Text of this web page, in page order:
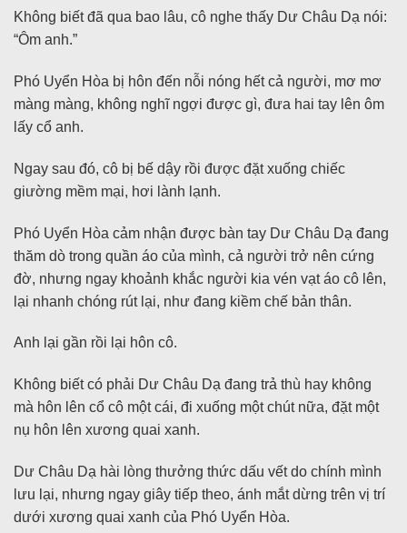
Không biết đã qua bao lâu, cô nghe thấy Dư Châu Dạ nói:
“Ôm anh.”
Phó Uyển Hòa bị hôn đến nỗi nóng hết cả người, mơ mơ
màng màng, không nghĩ ngợi được gì, đưa hai tay lên ôm
lấy cổ anh.
Ngay sau đó, cô bị bế dậy rồi được đặt xuống chiếc
giường mềm mại, hơi lành lạnh.
Phó Uyển Hòa cảm nhận được bàn tay Dư Châu Dạ đang
thăm dò trong quần áo của mình, cả người trở nên cứng
đờ, nhưng ngay khoảnh khắc người kia vén vạt áo cô lên,
lại nhanh chóng rút lại, như đang kiềm chế bản thân.
Anh lại gần rồi lại hôn cô.
Không biết có phải Dư Châu Dạ đang trả thù hay không
mà hôn lên cổ cô một cái, đi xuống một chút nữa, đặt một
nụ hôn lên xương quai xanh.
Dư Châu Dạ hài lòng thưởng thức dấu vết do chính mình
lưu lại, nhưng ngay giây tiếp theo, ánh mắt dừng trên vị trí
dưới xương quai xanh của Phó Uyển Hòa.